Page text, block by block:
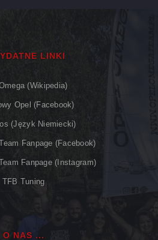
LINKI
(Wikipedia)
Opel (Facebook)
(język Niemiecki)
Fanpage (Facebook)
Fanpage (Instagram)
TFB Tuning
O NAS ...